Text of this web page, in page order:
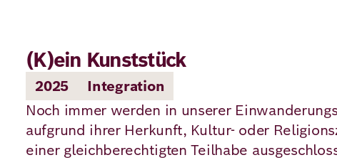
(K)ein Kunststück
2025
Integration
Noch immer werden in unserer
aufgrund ihrer Herkunft, Kultur- oder
einer gleichberechtigten Teilhabe